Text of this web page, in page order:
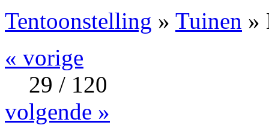
Tentoonstelling » Tuinen »
« vorige
29 / 120
volgende »